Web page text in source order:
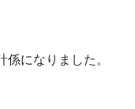
になりました。